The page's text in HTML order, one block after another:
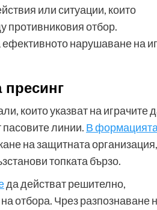
или ситуации, които
противниковия отбор.
нарушаване на
пресинг
които указват на играчите
пасовите линии. В
на защитната
топката бързо.
да действат решително,
отбора. Чрез разпознаване